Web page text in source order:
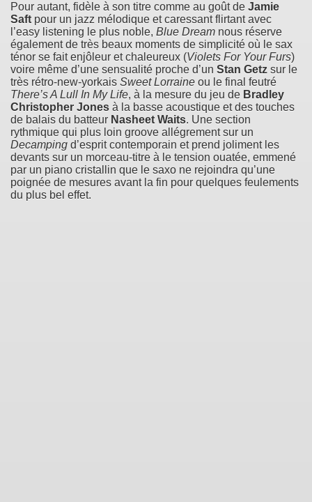
Pour autant, fidèle à son titre comme au goût de Jamie
Saft pour un jazz mélodique et caressant flirtant avec
l’easy listening le plus noble, Blue Dream nous réserve
également de très beaux moments de simplicité où le sax
ténor se fait enjôleur et chaleureux (Violets For Your Furs)
voire même d’une sensualité proche d’un Stan Getz sur le
très rétro-new-yorkais Sweet Lorraine ou le final feutré
There’s A Lull In My Life, à la mesure du jeu de Bradley
Christopher Jones à la basse acoustique et des touches
de balais du batteur Nasheet Waits. Une section
rythmique qui plus loin groove allégrement sur un
Decamping d’esprit contemporain et prend joliment les
devants sur un morceau-titre à le tension ouatée, emmené
par un piano cristallin que le saxo ne rejoindra qu’une
poignée de mesures avant la fin pour quelques feulements
du plus bel effet.